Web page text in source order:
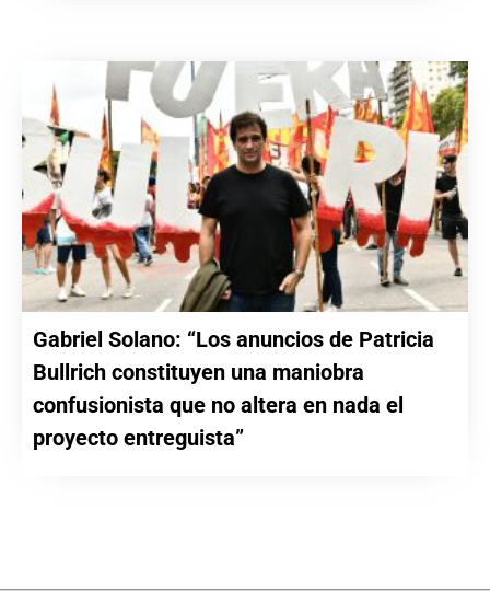
Gabriel Solano: “Los anuncios de Patricia
Bullrich constituyen una maniobra
confusionista que no altera en nada el
proyecto entreguista”